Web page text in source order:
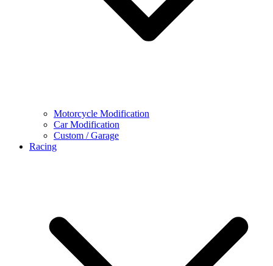
Motorcycle Modification
Car Modification
Custom / Garage
Racing